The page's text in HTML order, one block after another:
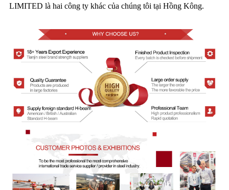
LIMITED là hai công ty khác của chúng tôi tại Hồng Kông.